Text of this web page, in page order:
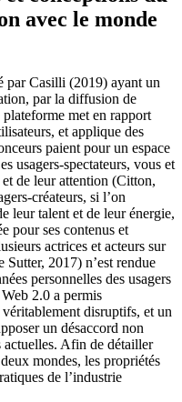
avec le monde
par Casilli (2019) ayant un
par la diffusion de
plateforme met en rapport
et applique des
paient pour un espace
usagers-spectateurs, vous et
de leur attention (Citton,
créateurs, si l’on
leur talent et de leur énergie,
pour ses contenus et
actrices et acteurs sur
Sutter, 2017) n’est rendue
personnelles des usagers
2.0 a permis
véritablement disruptifs, et un
un désaccord non
actuelles. Afin de détailler
mondes, les propriétés
de l’industrie